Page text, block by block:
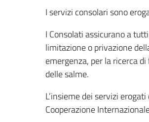
I servizi consolari sono
I Consolati assicurano a
limitazione o privazione
emergenza, per la ricerca
delle salme.
L’insieme dei servizi
Cooperazione